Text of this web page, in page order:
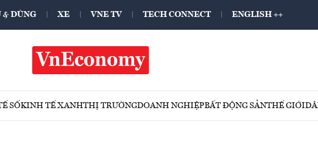
& DÙNG XE VNE TV TECH CONNECT ENGLISH ++
SỐKINH TẾ XANHTHỊ TRƯỜNGDOANH NGHIỆPBẤT ĐỘNG SẢNTHẾ GIỚI